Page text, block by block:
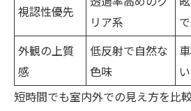
視認性優先
リア系
外観の上質
感
低反射で自然な
色味
短時間でも室内外での見え方を比